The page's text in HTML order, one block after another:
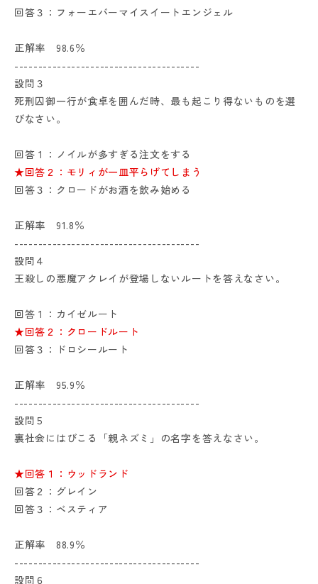
回答３：フォーエバーマイスイートエンジェル
正解率 98.6％
---------------------------------------
設問３
死刑囚御一行が食卓を囲んだ時、最も起こり得ないものを選
びなさい。
回答１：ノイルが多すぎる注文をする
★回答２：モリィが一皿平らげてしまう
回答３：クロードがお酒を飲み始める
正解率 91.8％
---------------------------------------
設問４
王殺しの悪魔アクレイが登場しないルートを答えなさい。
回答１：カイゼルート
★回答２：クロードルート
回答３：ドロシールート
正解率 95.9％
---------------------------------------
設問５
裏社会にはびこる「親ネズミ」の名字を答えなさい。
★回答１：ウッドランド
回答２：グレイン
回答３：ベスティア
正解率 88.9％
---------------------------------------
設問６